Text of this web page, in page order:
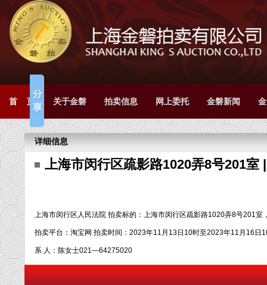
首 页 关于金磐 拍卖信息 网上委托 金磐新闻
详细信息
上海市闵行区疏影路1020弄8号201室
上海市闵行区人民法院 拍卖标的：上海市闵行区疏影路1020弄8号201
拍卖平台：淘宝网 拍卖时间：2023年11月13日10时至2023年11月16日
系 人：陈女士021—64275020